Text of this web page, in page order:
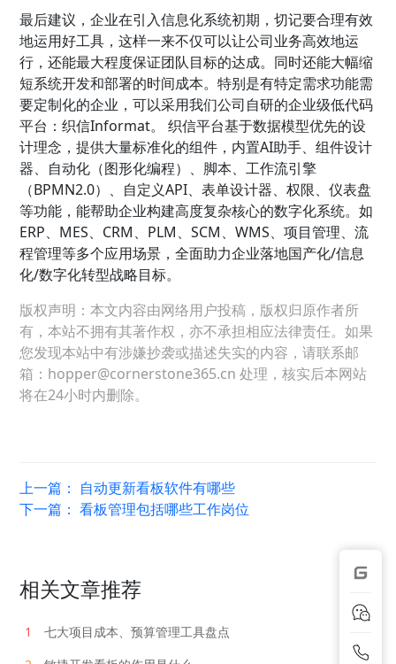
最后建议，企业在引入信息化系统初期，切记要合理有效
地运用好工具，这样一来不仅可以让公司业务高效地运
行，还能最大程度保证团队目标的达成。同时还能大幅缩
短系统开发和部署的时间成本。特别是有特定需求功能需
要定制化的企业，可以采用我们公司自研的企业级低代码
平台：织信Informat。 织信平台基于数据模型优先的设
计理念，提供大量标准化的组件，内置AI助手、组件设计
器、自动化（图形化编程）、脚本、工作流引擎
（BPMN2.0）、自定义API、表单设计器、权限、仪表盘
等功能，能帮助企业构建高度复杂核心的数字化系统。如
ERP、MES、CRM、PLM、SCM、WMS、项目管理、流
程管理等多个应用场景，全面助力企业落地国产化/信息
化/数字化转型战略目标。
版权声明：本文内容由网络用户投稿，版权归原作者所
有，本站不拥有其著作权，亦不承担相应法律责任。如果
您发现本站中有涉嫌抄袭或描述失实的内容，请联系邮
箱：hopper@cornerstone365.cn 处理，核实后本网站
将在24小时内删除。
上一篇： 自动更新看板软件有哪些
下一篇：看板管理包括哪些工作岗位
相关文章推荐
1
七大项目成本、预算管理工具盘点